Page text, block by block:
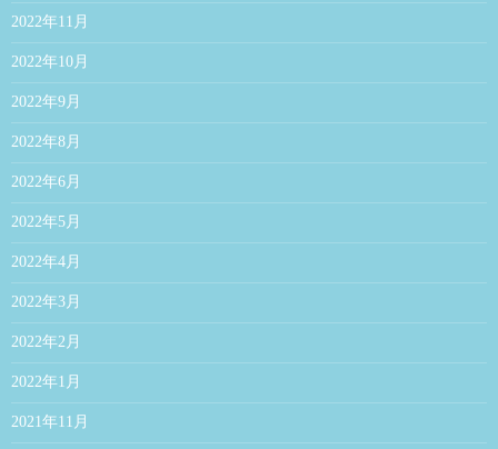
2022年11月
2022年10月
2022年9月
2022年8月
2022年6月
2022年5月
2022年4月
2022年3月
2022年2月
2022年1月
2021年11月